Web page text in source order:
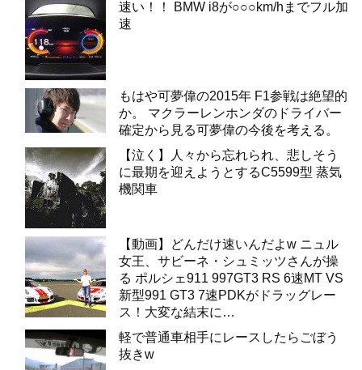
速い！！ BMW i8が○○○km/hまでフル加
速
もはや可夢偉の2015年 F1参戦は絶望的
か。 マクラーレンホンダのドライバー
確定から見る可夢偉の今後を考える。
【泣く】人々から忘れられ、悲しそう
に最期を迎えようとするC5599型 蒸気
機関車
【動画】どんだけ速いんだよw ニュル
女王、サビーネ・シュミッツさんが操
る ポルシェ911 997GT3 RS 6速MT VS
新型991 GT3 7速PDKがドラッグレー
ス！大変な結末に…
軽で普通車相手にレースしたらごぼう
抜きw